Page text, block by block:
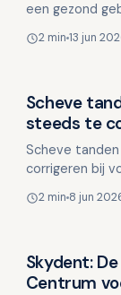
een gezond
plaats…
2 min 13 jun
Overig nieuws
Scheve
steeds te
Scheve
corrigeren bij
komt het…
2 min 8 jun
Overig nieuws
Skydent:
Centrum